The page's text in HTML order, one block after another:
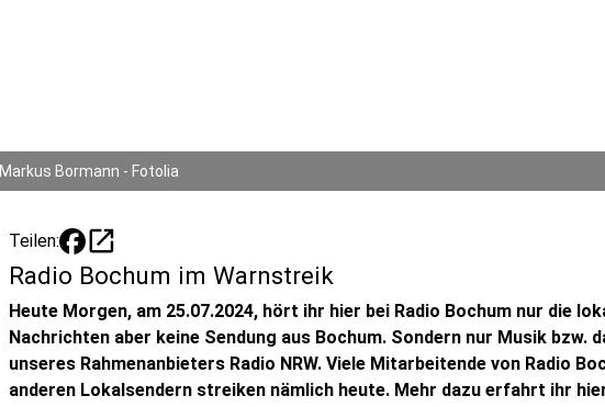
Markus Bormann - Fotolia
Teilen: open_in_new
Radio Bochum im Warnstreik
Heute Morgen, am 25.07.2024, hört ihr hier bei Radio Bochum nur die
Nachrichten aber keine Sendung aus Bochum. Sondern nur Musik bzw.
unseres Rahmenanbieters Radio NRW. Viele Mitarbeitende von Radio
anderen Lokalsendern streiken nämlich heute. Mehr dazu erfahrt ihr